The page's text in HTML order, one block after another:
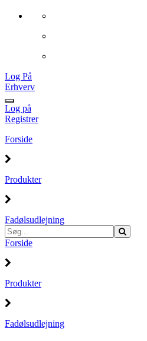
Log På
Erhverv
Log på
Registrer
Forside
Produkter
Fadølsudlejning
Forside
Produkter
Fadølsudlejning